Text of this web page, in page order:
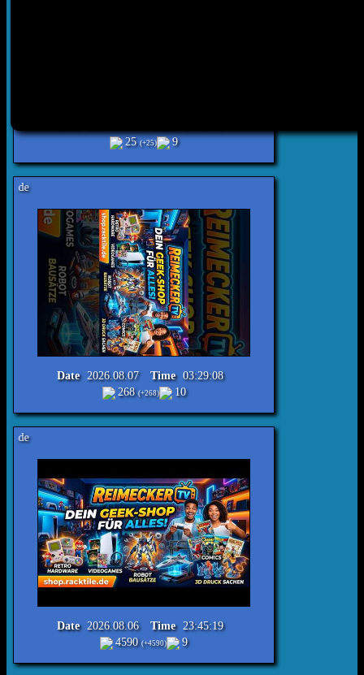
25 (+25) 9
Date 2026.08.07 Time 03:29:08
268(+268) 10
Date 2026.08.06 Time 23:45:19
4590(+4590) 9